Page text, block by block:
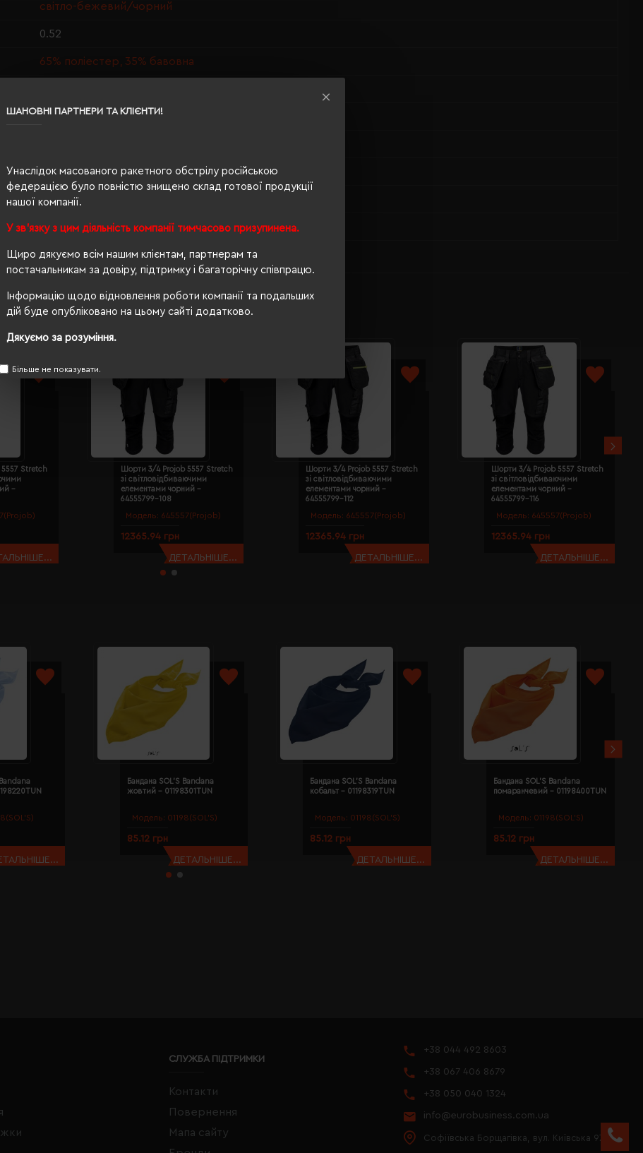
ШАНОВНІ ПАРТНЕРИ ТА КЛІЄНТИ!
Унаслідок масованого ракетного обстрілу російською
федерацією було повністю знищено склад готової продукції
нашої компанії.
У зв'язку з цим діяльність компанії тимчасово призупинена.
Щиро дякуємо всім нашим клієнтам, партнерам та
постачальникам за довіру, підтримку і багаторічну співпрацю.
Інформацію щодо відновлення роботи компанії та подальших
дій буде опубліковано на цьому сайті додатково.
Дякуємо за розуміння.
Більше не показувати.
світло-бежевий/чорний
0.52
65% поліестер, 35% бавовна
30/43
по запросу
Ні
OEKO-TEX® Standard 100, PETA-Approved Vegan
Stretch
-
Модель: 645557(Projob)
Шорти 3/4 Projob 5557 Stretch
зі світловідбиваючими
елементами чорний -
64555799-108
12365.94 грн
ДЕТАЛЬНІШЕ...
Модель: 645557(Projob)
Шорти 3/4 Projob 5557 Stretch
зі світловідбиваючими
елементами чорний -
64555799-112
12365.94 грн
ДЕТАЛЬНІШЕ...
Модель: 645557(Projob)
Шорти 3/4 Projob 5557 Stretch
зі світловідбиваючими
елементами чорний -
64555799-116
12365.94 грн
ДЕТАЛЬНІШЕ...
Модель: 01198(SOL’S)
Бандана SOL'S Bandana
жовтий - 01198301TUN
85.12 грн
ДЕТАЛЬНІШЕ...
Модель: 01198(SOL’S)
Бандана SOL'S Bandana
кобальт - 01198319TUN
85.12 грн
ДЕТАЛЬНІШЕ...
Модель: 01198(SOL’S)
Бандана SOL'S Bandana
помаранчевий - 01198400TUN
85.12 грн
ДЕТАЛЬНІШЕ...
СЛУЖБА ПІДТРИМКИ
Контакти
Повернення
Мапа сайту
+38 044 492 8603
+38 067 406 8679
+38 050 040 1324
info@eurobusiness.com.ua
Софіївська Борщагівка, вул. Київська 97